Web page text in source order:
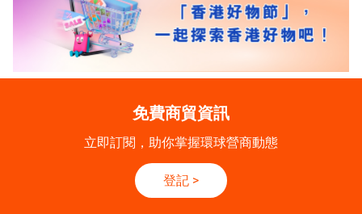
免費商貿資訊
立即訂閱，助你掌握環球營商動態
登記 >